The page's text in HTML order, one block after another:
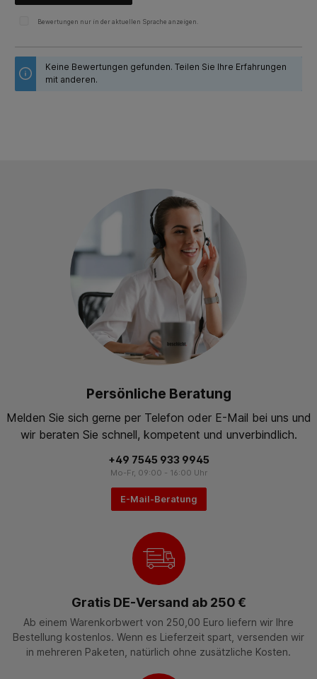
Bewertungen nur in der aktuellen Sprache anzeigen.
Keine Bewertungen gefunden. Teilen Sie Ihre Erfahrungen
mit anderen.
Persönliche Beratung
Melden Sie sich gerne per Telefon oder E-Mail bei uns und
wir beraten Sie schnell, kompetent und unverbindlich.
+49 7545 933 9945
Mo-Fr, 09:00 - 16:00 Uhr
E-Mail-Beratung
Gratis DE-Versand ab 250 €
Ab einem Warenkorbwert von 250,00 Euro liefern wir Ihre
Bestellung kostenlos. Wenn es Lieferzeit spart, versenden wir
in mehreren Paketen, natürlich ohne zusätzliche Kosten.